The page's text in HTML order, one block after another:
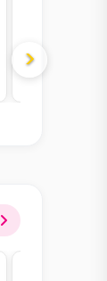
Giá từ:
›